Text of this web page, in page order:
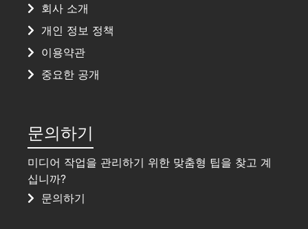
회사 소개
개인 정보 정책
이용약관
중요한 공개
문의하기
미디어 작업을 관리하기 위한 맞춤형 팁을 찾고 계
십니까?
문의하기